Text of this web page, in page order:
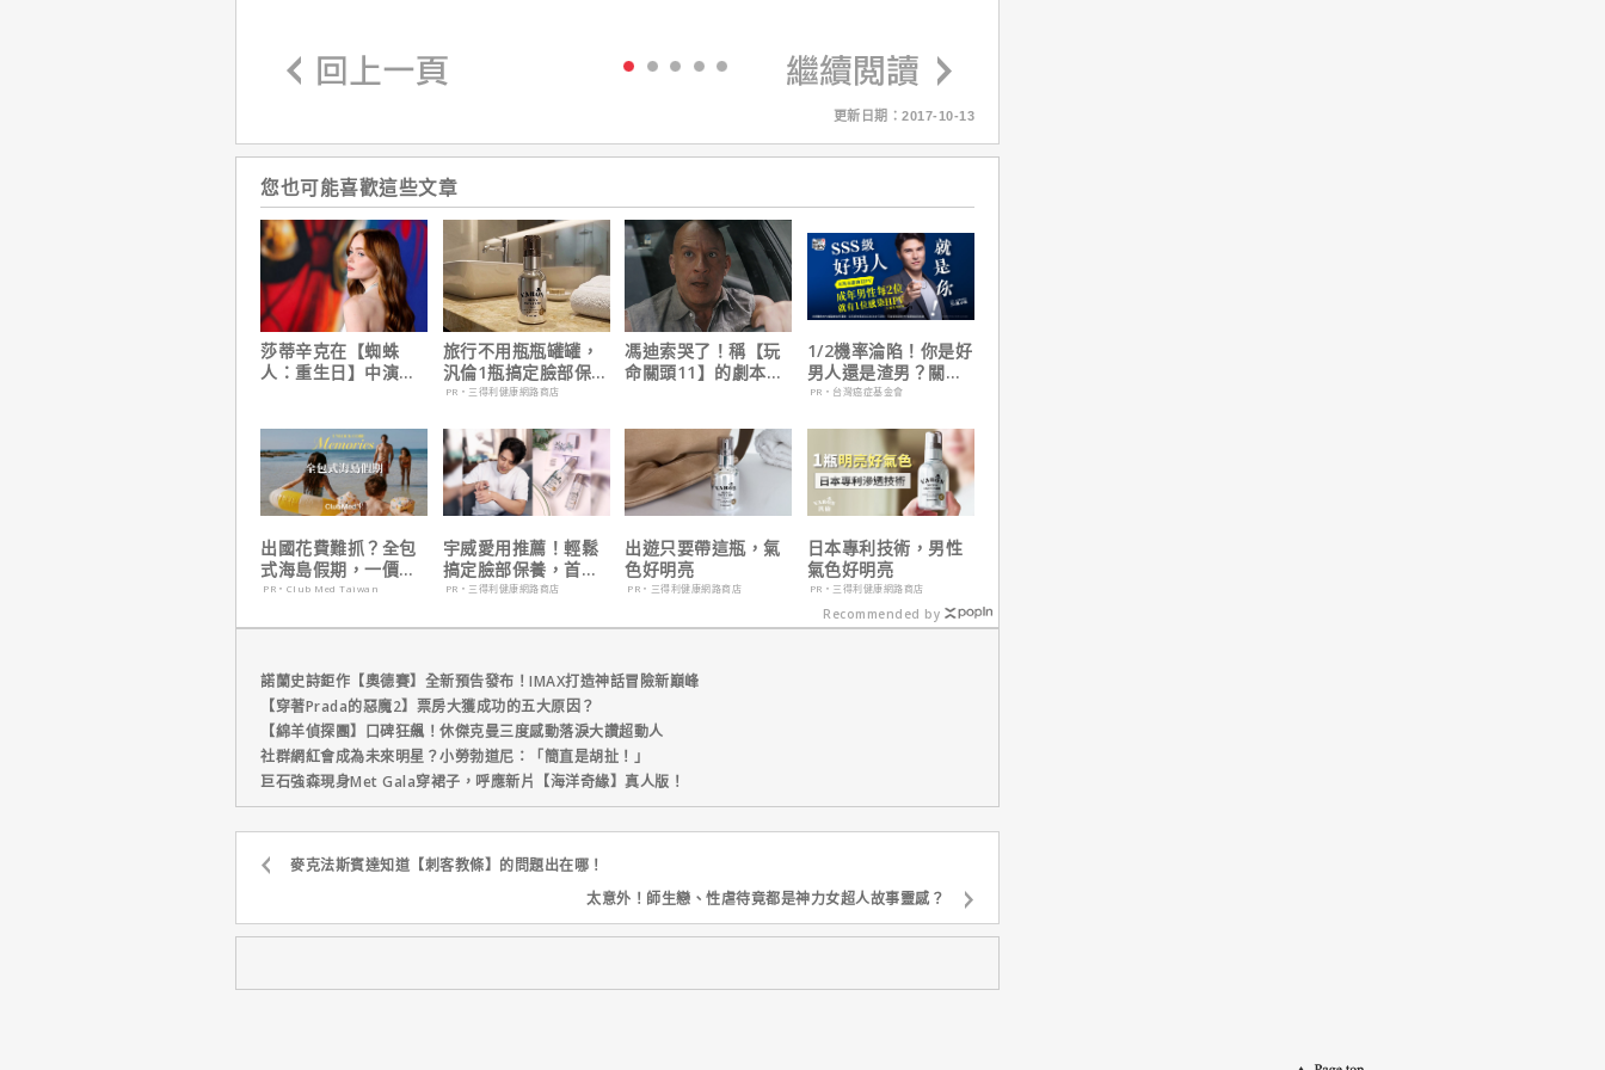
更新日期：2017-10-13
您也可能喜歡這些文章
莎蒂辛克在【蜘蛛
人：重生日】中演的
旅行不用瓶瓶罐罐，
汎倫1瓶搞定臉部保
養！
PR・三得利健康網路商店
馮迪索哭了！稱【玩
命關頭11】的劇本是
1/2機率淪陷！你是好
男人還是渣男？關鍵
在這
PR・台灣癌症基金會
出國花費難抓？全包
式海島假期，一價搞
定食宿玩樂，省錢更
PR・Club Med Taiwan
宇威愛用推薦！輕鬆
搞定臉部保養，首購
只要$390
PR・三得利健康網路商店
出遊只要帶這瓶，氣
色好明亮
PR・三得利健康網路商店
日本專利技術，男性
氣色好明亮
PR・三得利健康網路商店
Recommended by
諾蘭史詩鉅作【奧德賽】全新預告發布！IMAX打造神話冒險新巔峰
【穿著Prada的惡魔2】票房大獲成功的五大原因？
【綿羊偵探團】口碑狂飆！休傑克曼三度感動落淚大讚超動人
社群網紅會成為未來明星？小勞勃道尼：「簡直是胡扯！」
巨石強森現身Met Gala穿裙子，呼應新片【海洋奇緣】真人版！
麥克法斯賓達知道【刺客教條】的問題出在哪！
太意外！師生戀、性虐待竟都是神力女超人故事靈感？